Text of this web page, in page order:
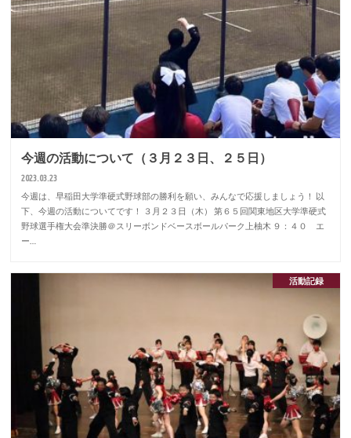
今週の活動について（３月２３日、２５日）
2023.03.23
今週は、早稲田大学準硬式野球部の勝利を願い、みんなで応援しましょう！ 以
下、今週の活動についてです！ ３月２３日（木） 第６５回関東地区大学準硬式
野球選手権大会準決勝＠スリーボンドベースボールパーク上柚木 ９：４０ エ
ー…
活動記録